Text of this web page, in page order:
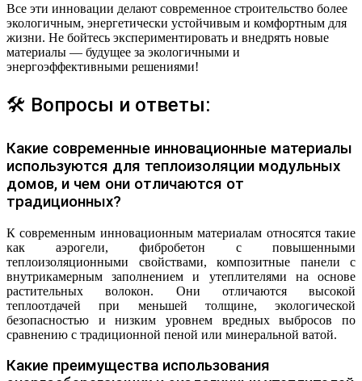
Все эти инновации делают современное строительство более
экологичным, энергетически устойчивым и комфортным для
жизни. Не бойтесь экспериментировать и внедрять новые
материалы — будущее за экологичными и
энергоэффективными решениями!
🛠 Вопросы и ответы:
Какие современные инновационные материалы
используются для теплоизоляции модульных
домов, и чем они отличаются от
традиционных?
К современным инновационным материалам относятся такие
как аэрогели, фибробетон с повышенными
теплоизоляционными свойствами, композитные панели с
внутрикамерным заполнением и утеплителями на основе
растительных волокон. Они отличаются высокой
теплоотдачей при меньшей толщине, экологической
безопасностью и низким уровнем вредных выбросов по
сравнению с традиционной пеной или минеральной ватой.
Какие преимущества использования